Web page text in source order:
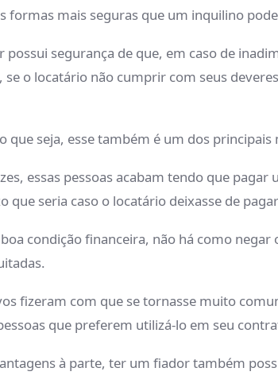
formas mais seguras que um inquilino
possui segurança de que, em caso de
se o locatário não cumprir com seus
que seja, esse também é um dos
essas pessoas acabam tendo que
que seria caso o locatário deixasse de
condição financeira, não há como
fizeram com que se tornasse muito
que preferem utilizá-lo em seu
à parte, ter um fiador também